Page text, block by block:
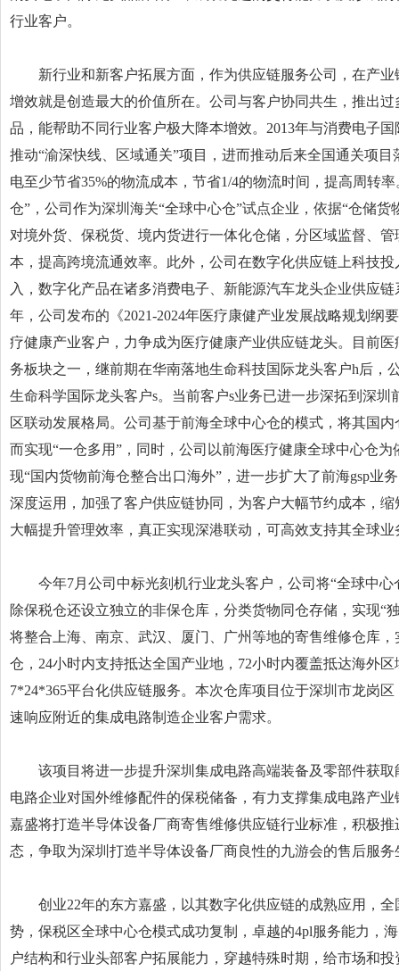
行业客户。
新行业和新客户拓展方面，作为供应链服务公司，在产业
增效就是创造最大的价值所在。公司与客户协同共生，推出
品，能帮助不同行业客户极大降本增效。2013年与消费电子
推动“渝深快线、区域通关”项目，进而推动后来全国通关项
电至少节省35%的物流成本，节省1/4的物流时间，提高周转
仓”，公司作为深圳海关“全球中心仓”试点企业，依据“仓储货
对境外货、保税货、境内货进行一体化仓储，分区域监督、
本，提高跨境流通效率。此外，公司在数字化供应链上科技
入，数字化产品在诸多消费电子、新能源汽车龙头企业供应
年，公司发布的《2021-2024年医疗康健产业发展战略规划纲
疗健康产业客户，力争成为医疗健康产业供应链龙头。目前
务板块之一，继前期在华南落地生命科技国际龙头客户h后，
生命科学国际龙头客户s。当前客户s业务已进一步深拓到深圳
区联动发展格局。公司基于前海全球中心仓的模式，将其国
而实现“一仓多用”，同时，公司以前海医疗健康全球中心仓
现“国内货物前海仓整合出口海外”，进一步扩大了前海gsp业
深度运用，加强了客户供应链协同，为客户大幅节约成本，
大幅提升管理效率，真正实现深港联动，可高效支持其全球业
今年7月公司中标光刻机行业龙头客户，公司将“全球中心
除保税仓还设立独立的非保仓库，分类货物同仓存储，实现“
将整合上海、南京、武汉、厦门、广州等地的寄售维修仓库
仓，24小时内支持抵达全国产业地，72小时内覆盖抵达海外
7*24*365平台化供应链服务。本次仓库项目位于深圳市龙岗
速响应附近的集成电路制造企业客户需求。
该项目将进一步提升深圳集成电路高端装备及零部件获取
电路企业对国外维修配件的保税储备，有力支撑集成电路产
嘉盛将打造半导体设备厂商寄售维修供应链行业标准，积极
态，争取为深圳打造半导体设备厂商良性的九游会的售后服务
创业22年的东方嘉盛，以其数字化供应链的成熟应用，全
势，保税区全球中心仓模式成功复制，卓越的4pl服务能力，
户结构和行业头部客户拓展能力，穿越特殊时期，给市场和